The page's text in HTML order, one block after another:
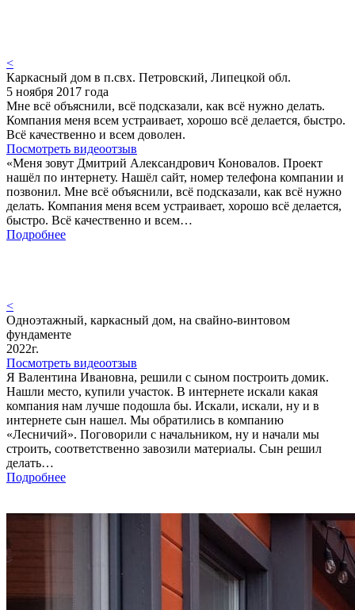
<
Каркасный дом в п.свх. Петровский, Липецкой обл.
5 ноября 2017 года
Мне всё объяснили, всё подсказали, как всё нужно делать.
Компания меня всем устраивает, хорошо всё делается, быстро.
Всё качественно и всем доволен.
Посмотреть видеоотзыв
«Меня зовут Дмитрий Александрович Коновалов. Проект
нашёл по интернету. Нашёл сайт, номер телефона компании и
позвонил. Мне всё объяснили, всё подсказали, как всё нужно
делать. Компания меня всем устраивает, хорошо всё делается,
быстро. Всё качественно и всем…
Подробнее
<
Одноэтажный, каркасный дом, на свайно-винтовом
фундаменте
2022г.
Посмотреть видеоотзыв
Я Валентина Ивановна, решили с сыном построить домик.
Нашли место, купили участок. В интернете искали какая
компания нам лучше подошла бы. Искали, искали, ну и в
интернете сын нашел. Мы обратились в компанию
«Лесничий». Поговорили с начальником, ну и начали мы
строить, соответственно завозили материалы. Сын решил
делать…
Подробнее